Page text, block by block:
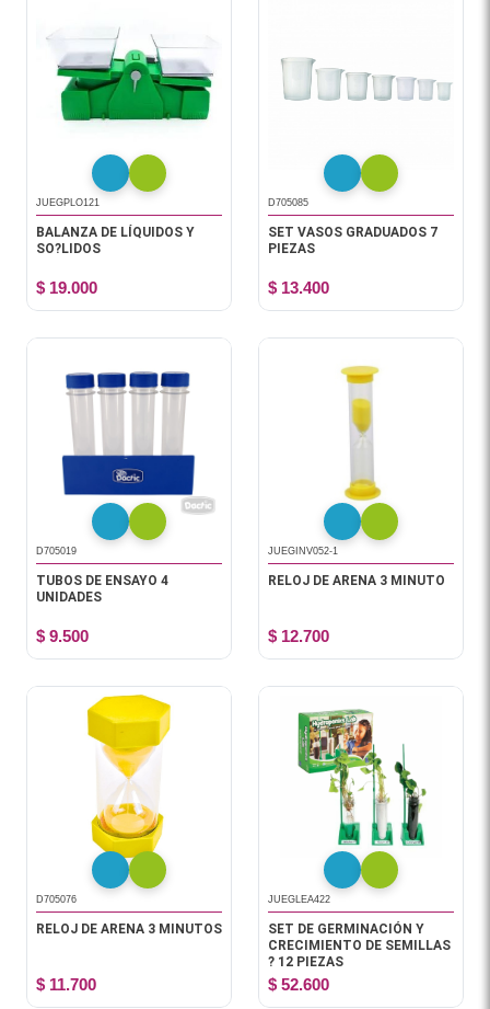
JUEGPLO121
BALANZA DE LÍQUIDOS Y
SO?LIDOS
$ 19.000
D705085
SET VASOS GRADUADOS 7
PIEZAS
$ 13.400
D705019
TUBOS DE ENSAYO 4
UNIDADES
$ 9.500
JUEGINV052-1
RELOJ DE ARENA 3 MINUTO
$ 12.700
D705076
RELOJ DE ARENA 3 MINUTOS
$ 11.700
JUEGLEA422
SET DE GERMINACIÓN Y
CRECIMIENTO DE SEMILLAS
? 12 PIEZAS
$ 52.600